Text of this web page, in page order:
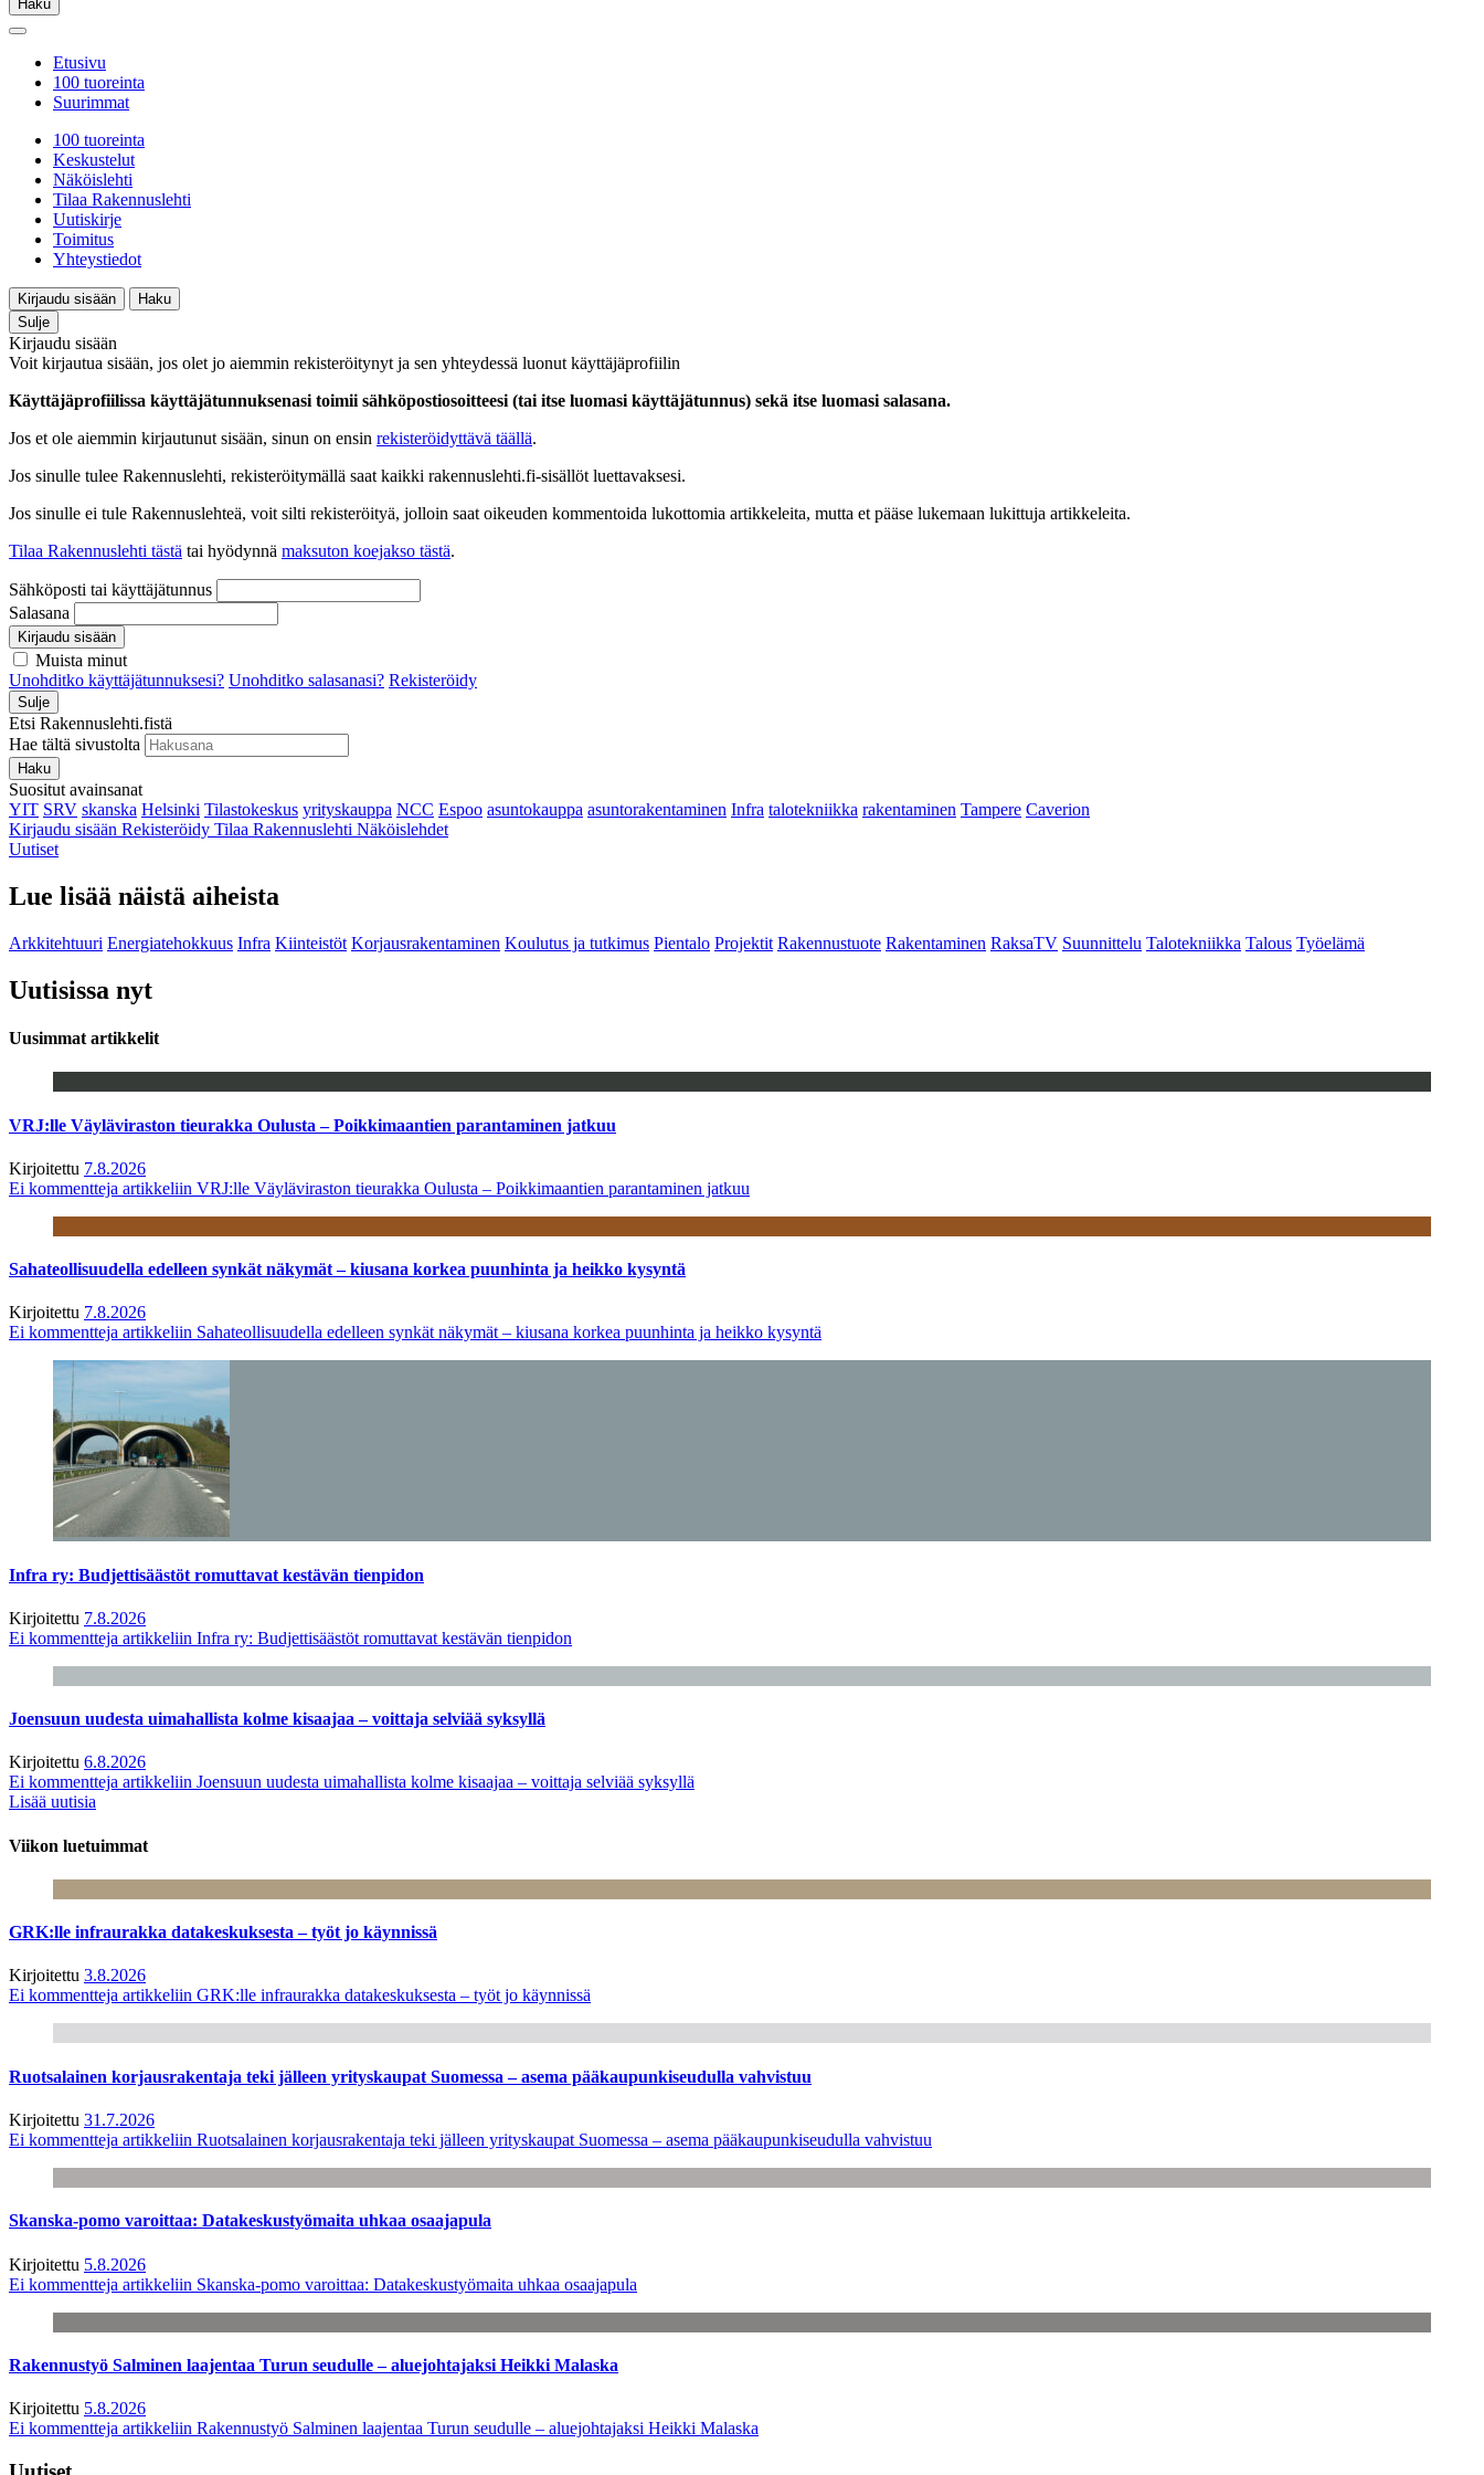
Haku
Etusivu
100 tuoreinta
Suurimmat
100 tuoreinta
Keskustelut
Näköislehti
Tilaa Rakennuslehti
Uutiskirje
Toimitus
Yhteystiedot
Kirjaudu sisään
Haku
Sulje
Kirjaudu sisään
Voit kirjautua sisään, jos olet jo aiemmin rekisteröitynyt ja sen yhteydessä luonut käyttäjäprofiilin
Käyttäjäprofiilissa käyttäjätunnuksenasi toimii sähköpostiosoitteesi (tai itse luomasi käyttäjätunnus) sekä itse luomasi salasana.
Jos et ole aiemmin kirjautunut sisään, sinun on ensin rekisteröidyttävä täällä.
Jos sinulle tulee Rakennuslehti, rekisteröitymällä saat kaikki rakennuslehti.fi-sisällöt luettavaksesi.
Jos sinulle ei tule Rakennuslehteä, voit silti rekisteröityä, jolloin saat oikeuden kommentoida lukottomia artikkeleita, mutta et pääse lukemaan lukittuja artikkeleita.
Tilaa Rakennuslehti tästä tai hyödynnä maksuton koejakso tästä.
Sähköposti tai käyttäjätunnus
Salasana
Kirjaudu sisään
Muista minut
Unohditko käyttäjätunnuksesi? Unohditko salasanasi? Rekisteröidy
Sulje
Etsi Rakennuslehti.fistä
Hae tältä sivustolta
Haku
Suositut avainsanat
YIT SRV skanska Helsinki Tilastokeskus yrityskauppa NCC Espoo asuntokauppa asuntorakentaminen Infra talotekniikka rakentaminen Tampere Caverion
Kirjaudu sisään Rekisteröidy Tilaa Rakennuslehti Näköislehdet
Uutiset
Lue lisää näistä aiheista
Arkkitehtuuri Energiatehokkuus Infra Kiinteistöt Korjausrakentaminen Koulutus ja tutkimus Pientalo Projektit Rakennustuote Rakentaminen RaksaTV Suunnittelu Talotekniikka Talous Työelämä
Uutisissa nyt
Uusimmat artikkelit
VRJ:lle Väyläviraston tieurakka Oulusta – Poikkimaantien parantaminen jatkuu
Kirjoitettu 7.8.2026
Ei kommentteja artikkeliin VRJ:lle Väyläviraston tieurakka Oulusta – Poikkimaantien parantaminen jatkuu
Sahateollisuudella edelleen synkät näkymät – kiusana korkea puunhinta ja heikko kysyntä
Kirjoitettu 7.8.2026
Ei kommentteja artikkeliin Sahateollisuudella edelleen synkät näkymät – kiusana korkea puunhinta ja heikko kysyntä
Infra ry: Budjettisäästöt romuttavat kestävän tienpidon
Kirjoitettu 7.8.2026
Ei kommentteja artikkeliin Infra ry: Budjettisäästöt romuttavat kestävän tienpidon
Joensuun uudesta uimahallista kolme kisaajaa – voittaja selviää syksyllä
Kirjoitettu 6.8.2026
Ei kommentteja artikkeliin Joensuun uudesta uimahallista kolme kisaajaa – voittaja selviää syksyllä
Lisää uutisia
Viikon luetuimmat
GRK:lle infraurakka datakeskuksesta – työt jo käynnissä
Kirjoitettu 3.8.2026
Ei kommentteja artikkeliin GRK:lle infraurakka datakeskuksesta – työt jo käynnissä
Ruotsalainen korjausrakentaja teki jälleen yrityskaupat Suomessa – asema pääkaupunkiseudulla vahvistuu
Kirjoitettu 31.7.2026
Ei kommentteja artikkeliin Ruotsalainen korjausrakentaja teki jälleen yrityskaupat Suomessa – asema pääkaupunkiseudulla vahvistuu
Skanska-pomo varoittaa: Datakeskustyömaita uhkaa osaajapula
Kirjoitettu 5.8.2026
Ei kommentteja artikkeliin Skanska-pomo varoittaa: Datakeskustyömaita uhkaa osaajapula
Rakennustyö Salminen laajentaa Turun seudulle – aluejohtajaksi Heikki Malaska
Kirjoitettu 5.8.2026
Ei kommentteja artikkeliin Rakennustyö Salminen laajentaa Turun seudulle – aluejohtajaksi Heikki Malaska